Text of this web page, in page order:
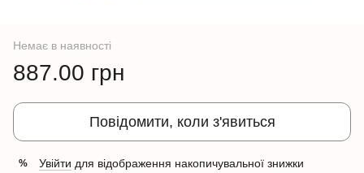
Немає в наявності
887.00 грн
Повідомити, коли з'явиться
% Увійти для відображення накопичувальної знижки